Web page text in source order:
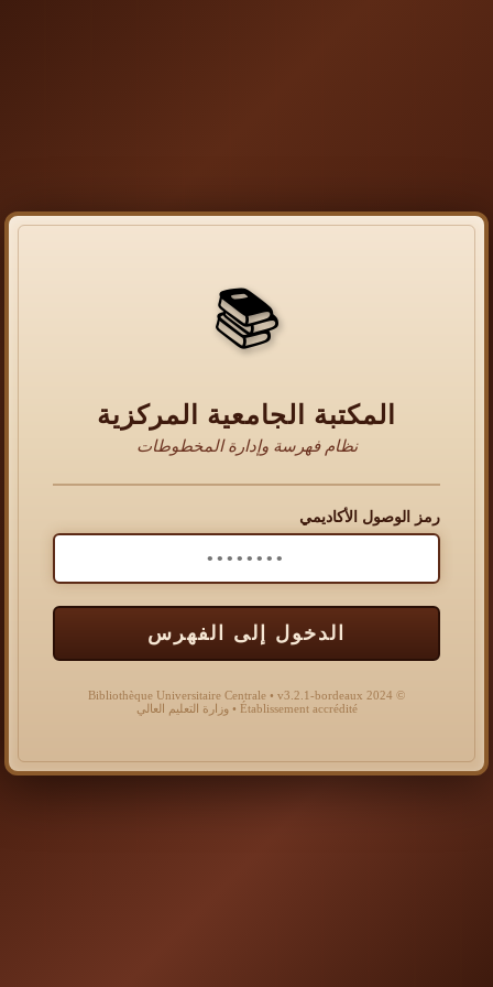
📚
المكتبة الجامعية المركزية
نظام فهرسة وإدارة المخطوطات
رمز الوصول الأكاديمي
الدخول إلى الفهرس
© 2024 Bibliothèque Universitaire Centrale • v3.2.1-bordeaux
Établissement accrédité • وزارة التعليم العالي